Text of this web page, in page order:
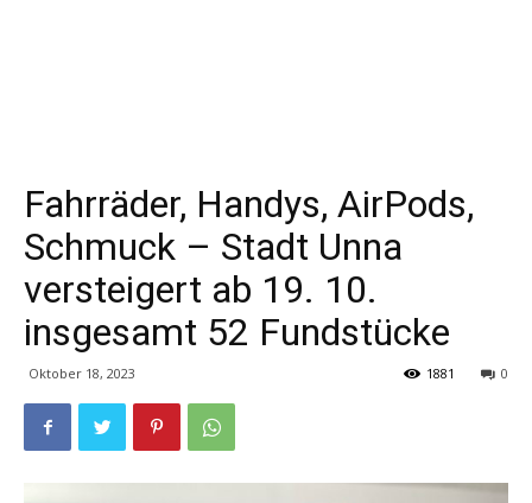
Fahrräder, Handys, AirPods,
Schmuck – Stadt Unna
versteigert ab 19. 10.
insgesamt 52 Fundstücke
Oktober 18, 2023 0
1881